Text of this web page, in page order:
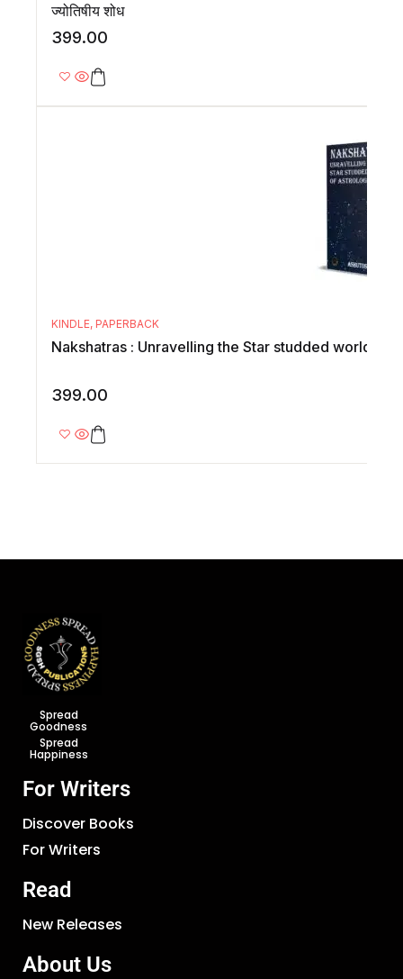
ज्योतिषीय शोध
399.00
KINDLE, PAPERBACK
Nakshatras : Unravelling the Star studded world of
399.00
Spread
Goodness
Spread
Happiness
For Writers
Discover Books
For Writers
Read
New Releases
About Us